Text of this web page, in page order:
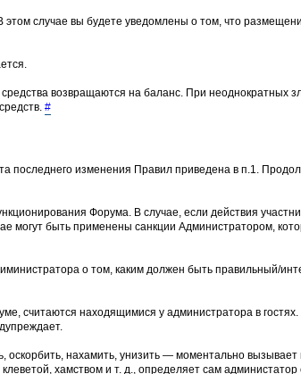
случае вы будете уведомлены о том, что
возвращаются на баланс. При неоднократных
#
изменения Правил приведена в п.1.
Форума. В случае, если действия
могут быть применены санкции Администратором,
о том, каким должен быть правильный/
считаются находящимися у администратора в
нахамить, унизить — моментально вызывает
хамством и т. д., определяет сам администатор